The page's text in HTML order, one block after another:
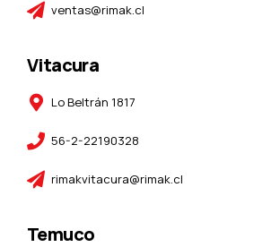
ventas@rimak.cl
Vitacura
Lo Beltrán 1817
56-2-22190328
rimakvitacura@rimak.cl
Temuco